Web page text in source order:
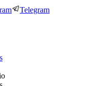
Telegram